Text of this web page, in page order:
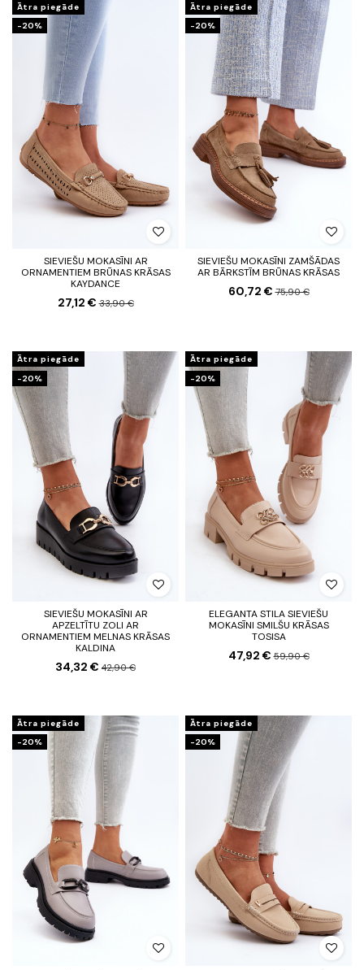
Ātra piegāde
-20%
SIEVIEŠU MOKASĪNI AR
ORNAMENTIEM BRŪNAS KRĀSAS
KAYDANCE
27,12 €33,90 €
Ātra piegāde
-20%
SIEVIEŠU MOKASĪNI ZAMŠĀDAS
AR BĀRKSTĪM BRŪNAS KRĀSAS
60,72 €75,90 €
Ātra piegāde
-20%
SIEVIEŠU MOKASĪNI AR
APZELTĪTU ZOLI AR
ORNAMENTIEM MELNAS KRĀSAS
KALDINA
34,32 € 42,90 €
Ātra piegāde
-20%
ELEGANTA STILA SIEVIEŠU
MOKASĪNI SMILŠU KRĀSAS
TOSISA
47,92 €59,90 €
Ātra piegāde
-20%
Ātra piegāde
-20%